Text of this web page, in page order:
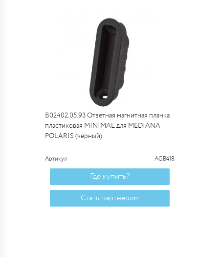
B02402.05.93 Ответная магнитная планка
пластиковая MINIMAL для MEDIANA
POLARIS (черный)
Артикул AGB418
Где купить?
Стать партнером